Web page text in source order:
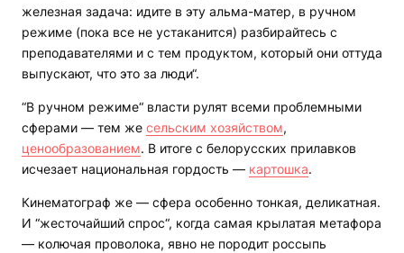
железная задача: идите в эту альма-матер, в ручном
режиме (пока все не устаканится) разбирайтесь с
преподавателями и с тем продуктом, который они оттуда
выпускают, что это за люди“.
“В ручном режиме“ власти рулят всеми проблемными
сферами — тем же сельским хозяйством,
ценообразованием. В итоге с белорусских прилавков
исчезает национальная гордость — картошка.
Кинематограф же — сфера особенно тонкая, деликатная.
И “жесточайший спрос“, когда самая крылатая метафора
— колючая проволока, явно не породит россыпь